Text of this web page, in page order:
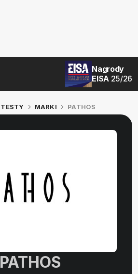
Nagrody
EISA 25/26
TESTY MARKI PATHOS
PATHOS